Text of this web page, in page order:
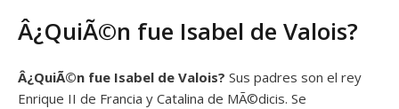
Â¿QuiÃ©n fue Isabel de Valois?
Â¿QuiÃ©n fue Isabel de Valois? Sus padres son el rey
Enrique II de Francia y Catalina de MÃ©dicis. Se